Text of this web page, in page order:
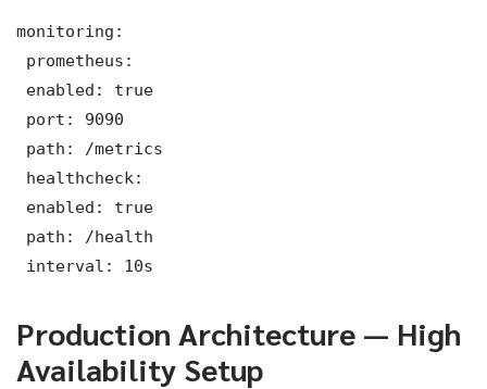
monitoring:
prometheus:
enabled: true
port: 9090
path: /metrics
healthcheck:
enabled: true
path: /health
interval: 10s
Production Architecture — High
Availability Setup